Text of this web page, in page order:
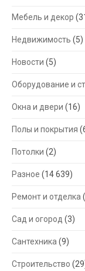
Мебель и декор
Недвижимость (5)
Новости (5)
Оборудование и
Окна и двери (16)
Полы и покрытия
Потолки (2)
Разное (14 639)
Ремонт и отделка
Сад и огород (3)
Сантехника (9)
Строительство